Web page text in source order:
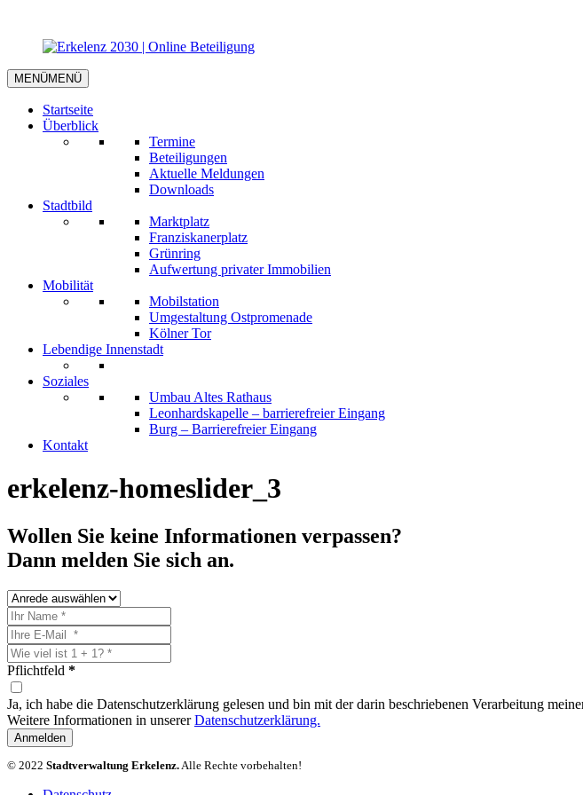
MENÜMENÜ
Startseite
Überblick
Termine
Beteiligungen
Aktuelle Meldungen
Downloads
Stadtbild
Marktplatz
Franziskanerplatz
Grünring
Aufwertung privater Immobilien
Mobilität
Mobilstation
Umgestaltung Ostpromenade
Kölner Tor
Lebendige Innenstadt
Soziales
Umbau Altes Rathaus
Leonhardskapelle – barrierefreier Eingang
Burg – Barrierefreier Eingang
Kontakt
erkelenz-homeslider_3
Wollen Sie keine Informationen verpassen?
Dann melden Sie sich an.
Pflichtfeld *
Ja, ich habe die Datenschutzerklärung gelesen und bin mit der darin beschriebenen Verarbeitung
Weitere Informationen in unsererDatenschutzerklärung.
Anmelden
© 2022 Stadtverwaltung Erkelenz.Alle Rechte vorbehalten!